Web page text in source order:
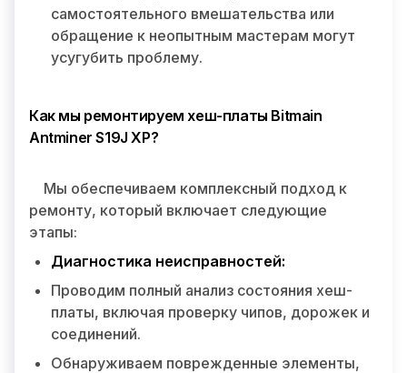
самостоятельного вмешательства или
обращение к неопытным мастерам могут
усугубить проблему.
Как мы ремонтируем хеш-платы Bitmain
Antminer S19J XP?
Мы обеспечиваем комплексный подход к
ремонту, который включает следующие
этапы:
Диагностика неисправностей:
Проводим полный анализ состояния хеш-
платы, включая проверку чипов, дорожек и
соединений.
Обнаруживаем поврежденные элементы,